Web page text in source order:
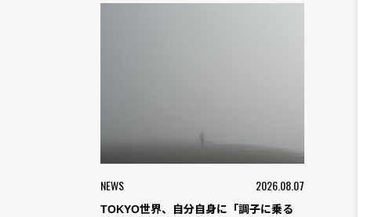
NEWS 2026.08.07
TOKYO世界、自分自身に「調子に乗る